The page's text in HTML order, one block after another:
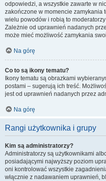
odpowiedzi, a wszystkie zawarte w
zakończone w momencie zamykania
wielu powodów i robią to
Zależnie od uprawnień nadanych
może mieć możliwość zamykania
Na górę
Co to są ikony tematu?
Ikony tematu są obrazkami
postami – sugerują ich treść.
jest od uprawnień nadanych przez
Na górę
Rangi użytkownika i grupy
Kim są administratorzy?
Administratorzy są użytkownikami
posiadającymi najwyższy poziom
oni kontrolować wszystkie
włącznie z nadawaniem uprawnień,